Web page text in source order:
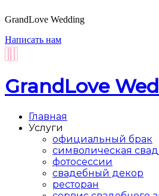
GrandLove Wedding
Написать нам
GrandLove
Главная
Услуги
официальный брак
символическая
фотосессии
свадебный декор
ресторан